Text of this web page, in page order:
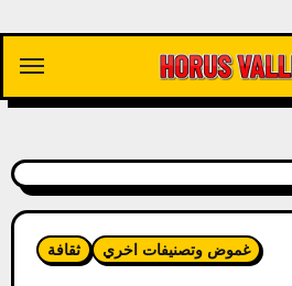
content
ثقافة غموض وتصنيفات اخري